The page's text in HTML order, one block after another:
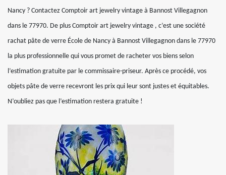
Nancy ? Contactez Comptoir art jewelry vintage à Bannost Villegagnon
dans le 77970. De plus Comptoir art jewelry vintage , c’est une société
rachat pâte de verre École de Nancy à Bannost Villegagnon dans le 77970
la plus professionnelle qui vous promet de racheter vos biens selon
l’estimation gratuite par le commissaire-priseur. Après ce procédé, vos
objets pâte de verre recevront les prix qui leur sont justes et équitables.
N’oubliez pas que l’estimation restera gratuite !